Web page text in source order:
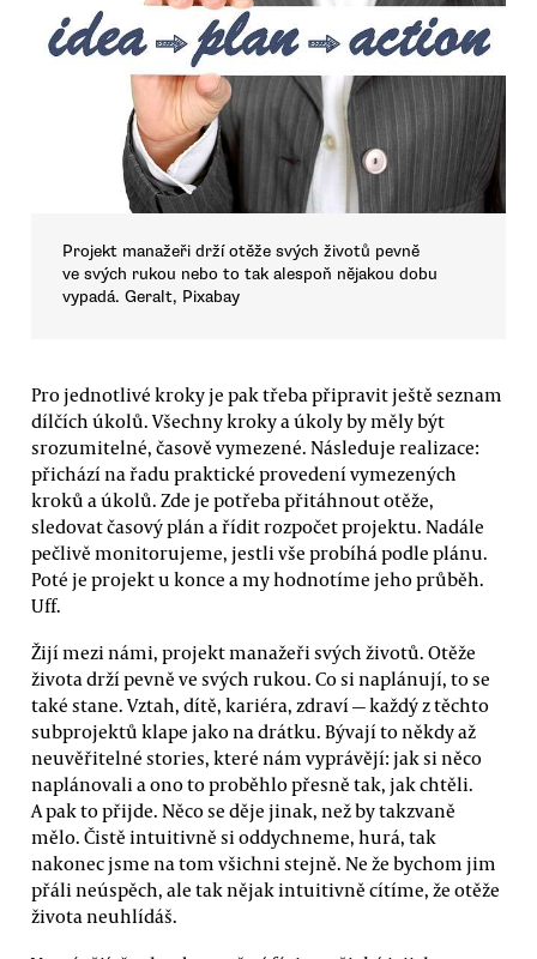
Projekt manažeři drží otěže svých životů pevně
ve svých rukou nebo to tak alespoň nějakou dobu
vypadá. Geralt, Pixabay
Pro jednotlivé kroky je pak třeba připravit ještě seznam
dílčích úkolů. Všechny kroky a úkoly by měly být
srozumitelné, časově vymezené. Následuje realizace:
přichází na řadu praktické provedení vymezených
kroků a úkolů. Zde je potřeba přitáhnout otěže,
sledovat časový plán a řídit rozpočet projektu. Nadále
pečlivě monitorujeme, jestli vše probíhá podle plánu.
Poté je projekt u konce a my hodnotíme jeho průběh.
Uff.
Žijí mezi námi, projekt manažeři svých životů. Otěže
života drží pevně ve svých rukou. Co si naplánují, to se
také stane. Vztah, dítě, kariéra, zdraví — každý z těchto
subprojektů klape jako na drátku. Bývají to někdy až
neuvěřitelné stories, které nám vyprávějí: jak si něco
naplánovali a ono to proběhlo přesně tak, jak chtěli.
A pak to přijde. Něco se děje jinak, než by takzvaně
mělo. Čistě intuitivně si oddychneme, hurá, tak
nakonec jsme na tom všichni stejně. Ne že bychom jim
přáli neúspěch, ale tak nějak intuitivně cítíme, že otěže
života neuhlídáš.